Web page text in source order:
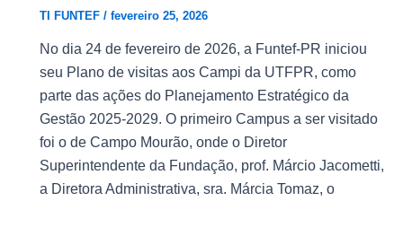
TI FUNTEF / fevereiro 25, 2026
No dia 24 de fevereiro de 2026, a Funtef-PR iniciou
seu Plano de visitas aos Campi da UTFPR, como
parte das ações do Planejamento Estratégico da
Gestão 2025-2029. O primeiro Campus a ser visitado
foi o de Campo Mourão, onde o Diretor
Superintendente da Fundação, prof. Márcio Jacometti,
a Diretora Administrativa, sra. Márcia Tomaz, o